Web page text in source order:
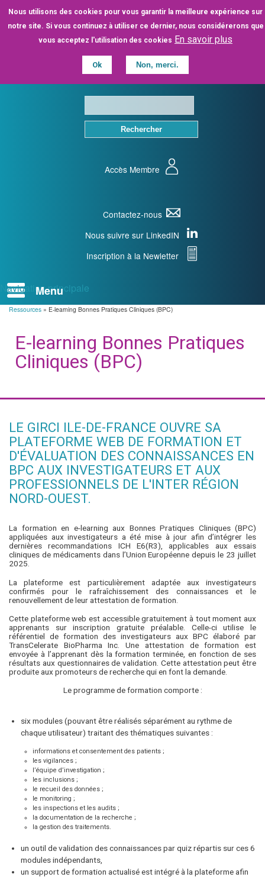
Nous utilisons des cookies pour vous garantir la meilleure expérience sur
notre site. Si vous continuez à utiliser ce dernier, nous considérerons que
vous acceptez l'utilisation des cookies En savoir plus
Ok Non, merci.
Aller
au
contenu
Accès Membre
Contactez-nous
Nous suivre sur LinkedIN
Inscription à la Newletter
Navigation principale
Ressources E-learning Bonnes Pratiques Cliniques (BPC)
E-learning Bonnes Pratiques
Cliniques (BPC)
LE GIRCI ILE-DE-FRANCE OUVRE SA
PLATEFORME WEB DE FORMATION ET
D'ÉVALUATION DES CONNAISSANCES EN
BPC AUX INVESTIGATEURS ET AUX
PROFESSIONNELS DE L'INTER RÉGION
NORD-OUEST.
La formation en e-learning aux Bonnes Pratiques Cliniques (BPC)
appliquées aux investigateurs a été mise à jour afin d’intégrer les
dernières recommandations ICH E6(R3), applicables aux essais
cliniques de médicaments dans l’Union Européenne depuis le 23 juillet
2025.
La plateforme est particulièrement adaptée aux investigateurs
confirmés pour le rafraîchissement des connaissances et le
renouvellement de leur attestation de formation.
Cette plateforme web est accessible gratuitement à tout moment aux
apprenants sur inscription gratuite préalable. Celle-ci utilise le
référentiel de formation des investigateurs aux BPC élaboré par
TransCelerate BioPharma Inc. Une attestation de formation est
envoyée à l’apprenant dès la formation terminée, en fonction de ses
résultats aux questionnaires de validation. Cette attestation peut être
produite aux promoteurs de recherche qui en font la demande.
Le programme de formation comporte :
six modules (pouvant être réalisés séparément au rythme de
chaque utilisateur) traitant des thématiques suivantes :
informations et consentement des patients ;
les vigilances ;
l’équipe d’investigation ;
les inclusions ;
le recueil des données ;
le monitoring ;
les inspections et les audits ;
la documentation de la recherche ;
la gestion des traitements.
un outil de validation des connaissances par quiz répartis sur ces 6
modules indépendants,
un support de formation actualisé est intégré à la plateforme afin